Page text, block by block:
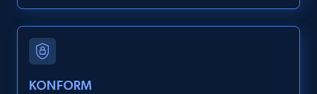
URL, ID, User id, Use url, Title, Headline, Post
text, Date posted, and more.
11.3K+
KONFORM